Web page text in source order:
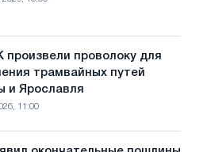
произвели проволоку для
трамвайных путей
и Ярославля
11:00